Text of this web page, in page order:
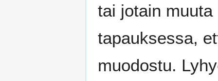
tai jotain
tapauksessa,
muodostu.